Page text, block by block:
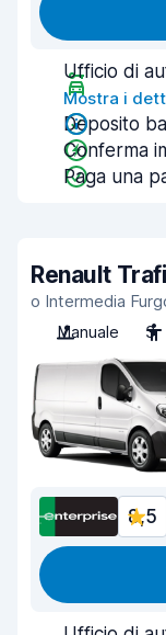
Ufficio di
Mostra i
Deposito
Conferma
Paga una
Renault
o Intermedia
Manuale
3
8,5